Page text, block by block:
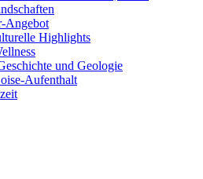
Angebot
Highlights
und Geologie
Aufenthalt